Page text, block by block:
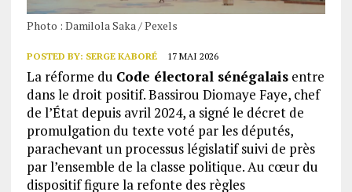
Photo : Damilola Saka / Pexels
POSTED BY: SERGE KABORÉ 17 MAI 2026
La réforme du Code électoral sénégalaisentre
dans le droit positif. Bassirou Diomaye Faye, chef
de l’État depuis avril 2024, a signé le décret de
promulgation du texte voté par les députés,
parachevant un processus législatif suivi de près
par l’ensemble de la classe politique. Au cœur du
dispositif figure la refonte des règles